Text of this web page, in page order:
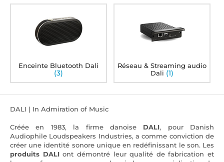
DALI | In Admiration of Music
Créée en 1983, la firme danoise DALI, pour Danish
Audiophile Loudspeakers Industries, a comme conviction de
créer une identité sonore unique en redéfinissant le son. Les
produits DALIont démontré leur qualité de fabrication et
Enceinte Bluetooth Dali
(3)
Réseau & Streaming audio
Dali (1)